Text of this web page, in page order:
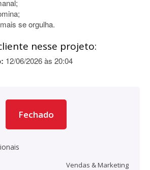
se orgulha.
nesse projeto:
12/06/2026 às 20:04
Fechado
Vendas & Marketing